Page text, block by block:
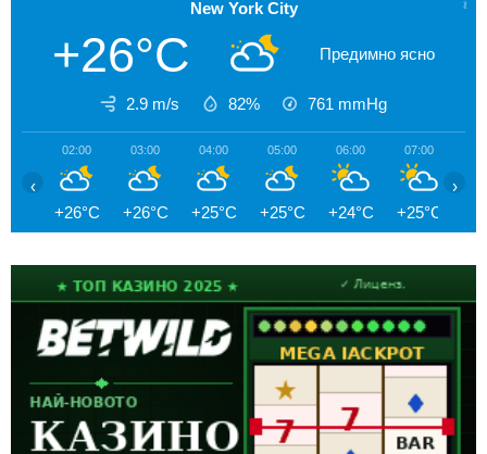
New York City
+26°C Предимно ясно
2.9 m/s 82% 761 mmHg
02:00
+26°C
03:00
+26°C
04:00
+25°C
05:00
+25°C
06:00
+24°C
07:00
+25°C
‹ ›